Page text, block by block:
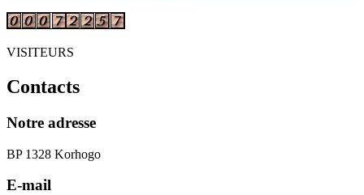
VISITEURS
Contacts
Notre adresse
BP 1328 Korhogo
E-mail